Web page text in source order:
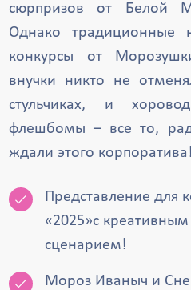
сюрпризов от Белой
Однако традиционные
конкурсы от
внучки никто не
стульчиках, и
флешбомы – все то,
ждали этого корпоратива!
Представление для
«2025»с
сценарием!
Мороз Иваныч и